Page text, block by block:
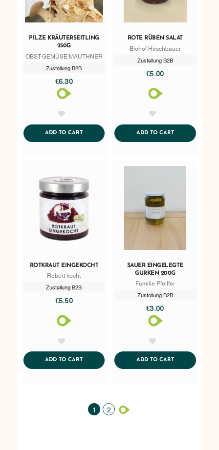
PILZE KRÄUTERSEITLING
250G
OBST-GEMÜSE MAUTHNER
Zustellung B2B
€6.30
ADD TO CARTADDTOCART
ROTE RÜBEN SALAT
Biohof Hirschbauer
Zustellung B2B
€5.00
ADD TO CARTADDTOCART
ROTKRAUT EINGEKOCHT
Robert kocht
Zustellung B2B
€5.50
ADD TO CARTADDTOCART
SAUER EINGELEGTE
GURKEN 200G
Familie Pfeiffer
Zustellung B2B
€3.00
ADD TO CARTADDTOCART
1 2